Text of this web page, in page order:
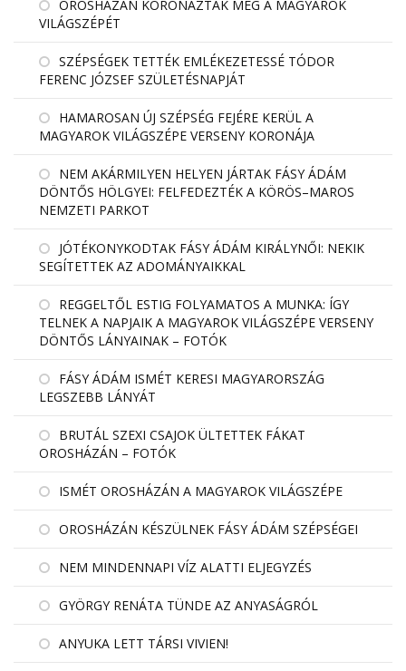
OROSHÁZÁN KORONÁZTÁK MEG A MAGYAROK
VILÁGSZÉPÉT
SZÉPSÉGEK TETTÉK EMLÉKEZETESSÉ TÓDOR
FERENC JÓZSEF SZÜLETÉSNAPJÁT
HAMAROSAN ÚJ SZÉPSÉG FEJÉRE KERÜL A
MAGYAROK VILÁGSZÉPE VERSENY KORONÁJA
NEM AKÁRMILYEN HELYEN JÁRTAK FÁSY ÁDÁM
DÖNTŐS HÖLGYEI: FELFEDEZTÉK A KÖRÖS–MAROS
NEMZETI PARKOT
JÓTÉKONYKODTAK FÁSY ÁDÁM KIRÁLYNŐI: NEKIK
SEGÍTETTEK AZ ADOMÁNYAIKKAL
REGGELTŐL ESTIG FOLYAMATOS A MUNKA: ÍGY
TELNEK A NAPJAIK A MAGYAROK VILÁGSZÉPE VERSENY
DÖNTŐS LÁNYAINAK – FOTÓK
FÁSY ÁDÁM ISMÉT KERESI MAGYARORSZÁG
LEGSZEBB LÁNYÁT
BRUTÁL SZEXI CSAJOK ÜLTETTEK FÁKAT
OROSHÁZÁN – FOTÓK
ISMÉT OROSHÁZÁN A MAGYAROK VILÁGSZÉPE
OROSHÁZÁN KÉSZÜLNEK FÁSY ÁDÁM SZÉPSÉGEI
NEM MINDENNAPI VÍZ ALATTI ELJEGYZÉS
GYÖRGY RENÁTA TÜNDE AZ ANYASÁGRÓL
ANYUKA LETT TÁRSI VIVIEN!